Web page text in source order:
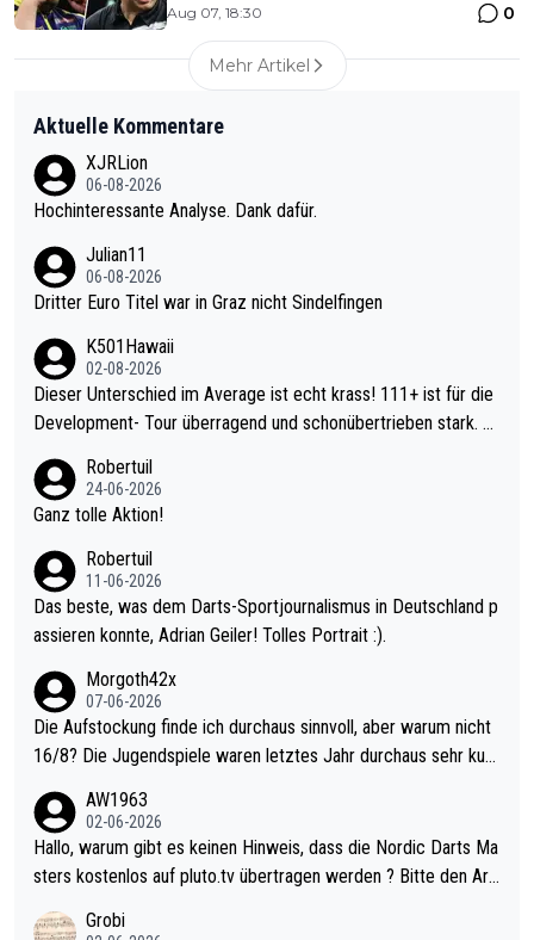
Aug 07, 18:30 0
Mehr Artikel
Aktuelle Kommentare
XJRLion
06-08-2026
Hochinteressante Analyse. Dank dafür.
Julian11
06-08-2026
Dritter Euro Titel war in Graz nicht Sindelfingen
K501Hawaii
02-08-2026
Dieser Unterschied im Average ist echt krass! 111+ ist für die
Development- Tour überragend und schonübertrieben stark. U
mal 40+ erst recht. Da gewinnst keinen Blumentopf - ist ja noc
h krasser wie ein Pokalspiel eines Kreisligisten vs einem Bund
Robertuil
24-06-2026
Ganz tolle Aktion!
Robertuil
11-06-2026
Das beste, was dem Darts-Sportjournalismus in Deutschland p
assieren konnte, Adrian Geiler! Tolles Portrait :).
Morgoth42x
07-06-2026
Die Aufstockung finde ich durchaus sinnvoll, aber warum nicht
16/8? Die Jugendspiele waren letztes Jahr durchaus sehr kurz
Allerdings ist Mitchell Lawrie als Nummer 1 der Welt eh qualifi
ziert. Somit ändert die automatische Qualifikation des Weltmei
sters erstmal nichts. Ich denke sie wollen damit für nächstes J
ohl wenig WDF Turniere spielen. Dies war bei Archie Self letzt
AW1963
02-06-2026
Hallo, warum gibt es keinen Hinweis, dass die Nordic Darts Ma
sters kostenlos auf pluto.tv übertragen werden ? Bitte den Arti
Grobi